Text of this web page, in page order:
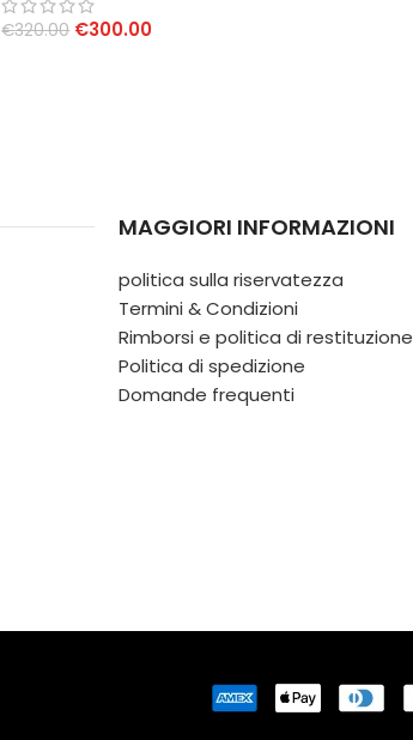
€320.00 €300.00
MAGGIORI INFORMAZIONI
politica sulla riservatezza
Termini & Condizioni
Rimborsi e politica di restituzione
Politica di spedizione
Domande frequenti